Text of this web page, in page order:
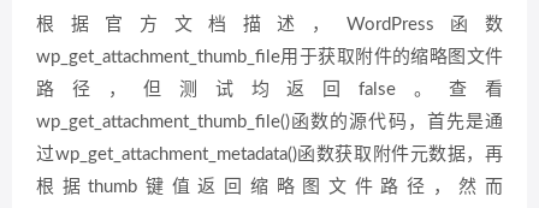
根据官方文档描述，WordPress函数
wp_get_attachment_thumb_file用于获取附件的缩略图文件
路径，但测试均返回false。查看
wp_get_attachment_thumb_file()函数的源代码，首先是通
过wp_get_attachment_metadata()函数获取附件元数据，再
根据thumb键值返回缩略图文件路径，然而